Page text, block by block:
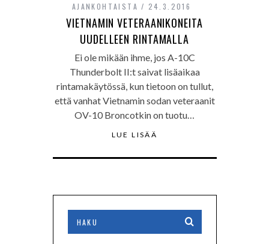
AJANKOHTAISTA 24.3.2016
VIETNAMIN VETERAANIKONEITA
UUDELLEEN RINTAMALLA
Ei ole mikään ihme, jos A-10C
Thunderbolt II:t saivat lisäaikaa
rintamakäytössä, kun tietoon on tullut,
että vanhat Vietnamin sodan veteraanit
OV-10 Broncotkin on tuotu…
LUE LISÄÄ